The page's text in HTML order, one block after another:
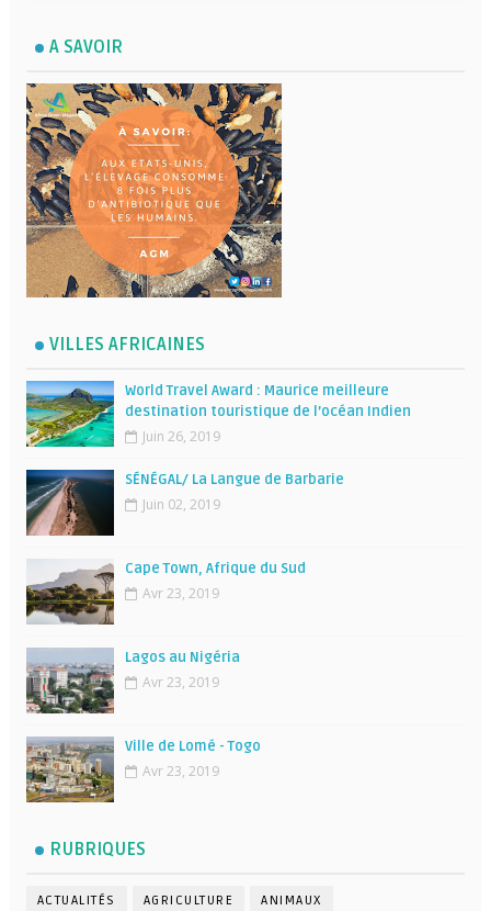
A SAVOIR
VILLES AFRICAINES
World Travel Award : Maurice meilleure
destination touristique de l’océan Indien
Juin 26, 2019
SÉNÉGAL/ La Langue de Barbarie
Juin 02, 2019
Cape Town, Afrique du Sud
Avr 23, 2019
Lagos au Nigéria
Avr 23, 2019
Ville de Lomé - Togo
Avr 23, 2019
RUBRIQUES
ACTUALITÉS AGRICULTURE ANIMAUX